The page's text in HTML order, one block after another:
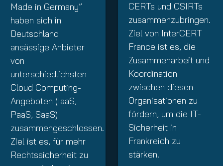
Made in Germany”
haben sich in
Deutschland
ansässige Anbieter
von
unterschiedlichsten
Cloud Computing-
Angeboten (IaaS,
PaaS, SaaS)
zusammengeschlossen.
Ziel ist es, für mehr
Rechtssicherheit zu
CERTs und CSIRTs
zusammenzubringen.
Ziel von InterCERT
France ist es, die
Zusammenarbeit und
Koordination
zwischen diesen
Organisationen zu
fördern, um die IT-
Sicherheit in
Frankreich zu
stärken.